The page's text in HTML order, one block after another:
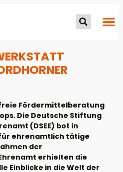
Fördermittelberatung
Die Deutsche Stiftung
(DSEE) bot in
ehrenamtlich tätige
der
erhielten die
Einblicke in die Welt der